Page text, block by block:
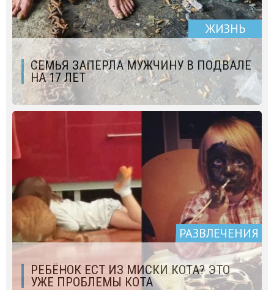
ЖИЗНЬ
СЕМЬЯ ЗАПЕРЛА МУЖЧИНУ В ПОДВАЛЕ
НА 17 ЛЕТ
РАЗВЛЕЧЕНИЯ
РЕБЁНОК ЕСТ ИЗ МИСКИ КОТА? ЭТО
УЖЕ ПРОБЛЕМЫ КОТА